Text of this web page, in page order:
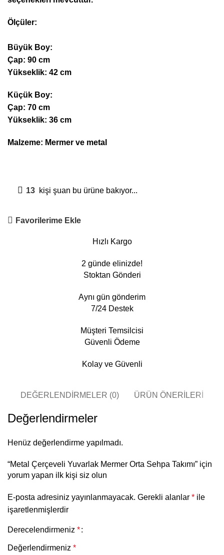
Ölçüler:
Büyük Boy:
Çap: 90 cm
Yükseklik: 42 cm
Küçük Boy:
Çap: 70 cm
Yükseklik: 36 cm
Malzeme: Mermer ve metal
13 kişi şuan bu ürüne bakıyor...
Favorilerime Ekle
Hızlı Kargo
2 günde elinizde!
Stoktan Gönderi
Aynı gün gönderim
7/24 Destek
Müşteri Temsilcisi
Güvenli Ödeme
Kolay ve Güvenli
DEĞERLENDIRMELER (0) ÜRÜN ÖNERILERI
Değerlendirmeler
Henüz değerlendirme yapılmadı.
“Metal Çerçeveli Yuvarlak Mermer Orta Sehpa Takımı” için
yorum yapan ilk kişi siz olun
E-posta adresiniz yayınlanmayacak. Gerekli alanlar * ile
işaretlenmişlerdir
Derecelendirmeniz *
Değerlendirmeniz *